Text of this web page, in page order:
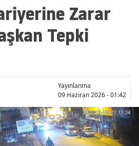
Zarar
Tepki
Yayınlanma
09 Haziran 2026 - 01:42